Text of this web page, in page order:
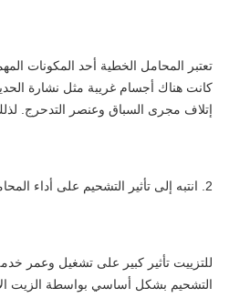
تعتبر المحامل الخطية أحد المكونات
كانت هناك أجسام غريبة مثل نشارة
إتلاف مجرى السباق وعنصر التدحرج.
2. انتبه إلى تأثير التشحيم على أداء المحامل الخطية
للتزييت تأثير كبير على تشغيل وعمر
التشحيم بشكل أساسي بواسطة الزيت